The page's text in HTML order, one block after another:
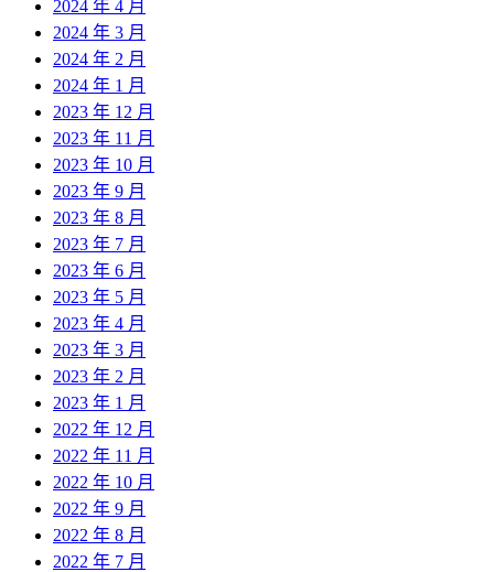
2024 年 4 月
2024 年 3 月
2024 年 2 月
2024 年 1 月
2023 年 12 月
2023 年 11 月
2023 年 10 月
2023 年 9 月
2023 年 8 月
2023 年 7 月
2023 年 6 月
2023 年 5 月
2023 年 4 月
2023 年 3 月
2023 年 2 月
2023 年 1 月
2022 年 12 月
2022 年 11 月
2022 年 10 月
2022 年 9 月
2022 年 8 月
2022 年 7 月